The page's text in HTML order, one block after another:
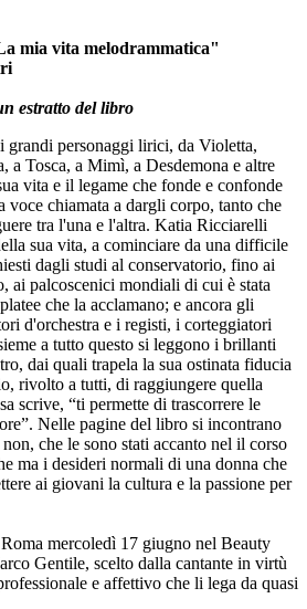
mia vita melodrammatica"
estratto del libro
grandi personaggi lirici, da Violetta,
a Tosca, a Mimì, a Desdemona e altre
vita e il legame che fonde e confonde
voce chiamata a dargli corpo, tanto che
tra l'una e l'altra. Katia Ricciarelli
sua vita, a cominciare da una difficile
dagli studi al conservatorio, fino ai
ai palcoscenici mondiali di cui è stata
che la acclamano; e ancora gli
d'orchestra e i registi, i corteggiatori
a tutto questo si leggono i brillanti
dai quali trapela la sua ostinata fiducia
rivolto a tutti, di raggiungere quella
scrive, “ti permette di trascorrere le
Nelle pagine del libro si incontrano
che le sono stati accanto nel il corso
ma i desideri normali di una donna che
ai giovani la cultura e la passione per
mercoledì 17 giugno nel Beauty
Gentile, scelto dalla cantante in virtù
e affettivo che li lega da quasi